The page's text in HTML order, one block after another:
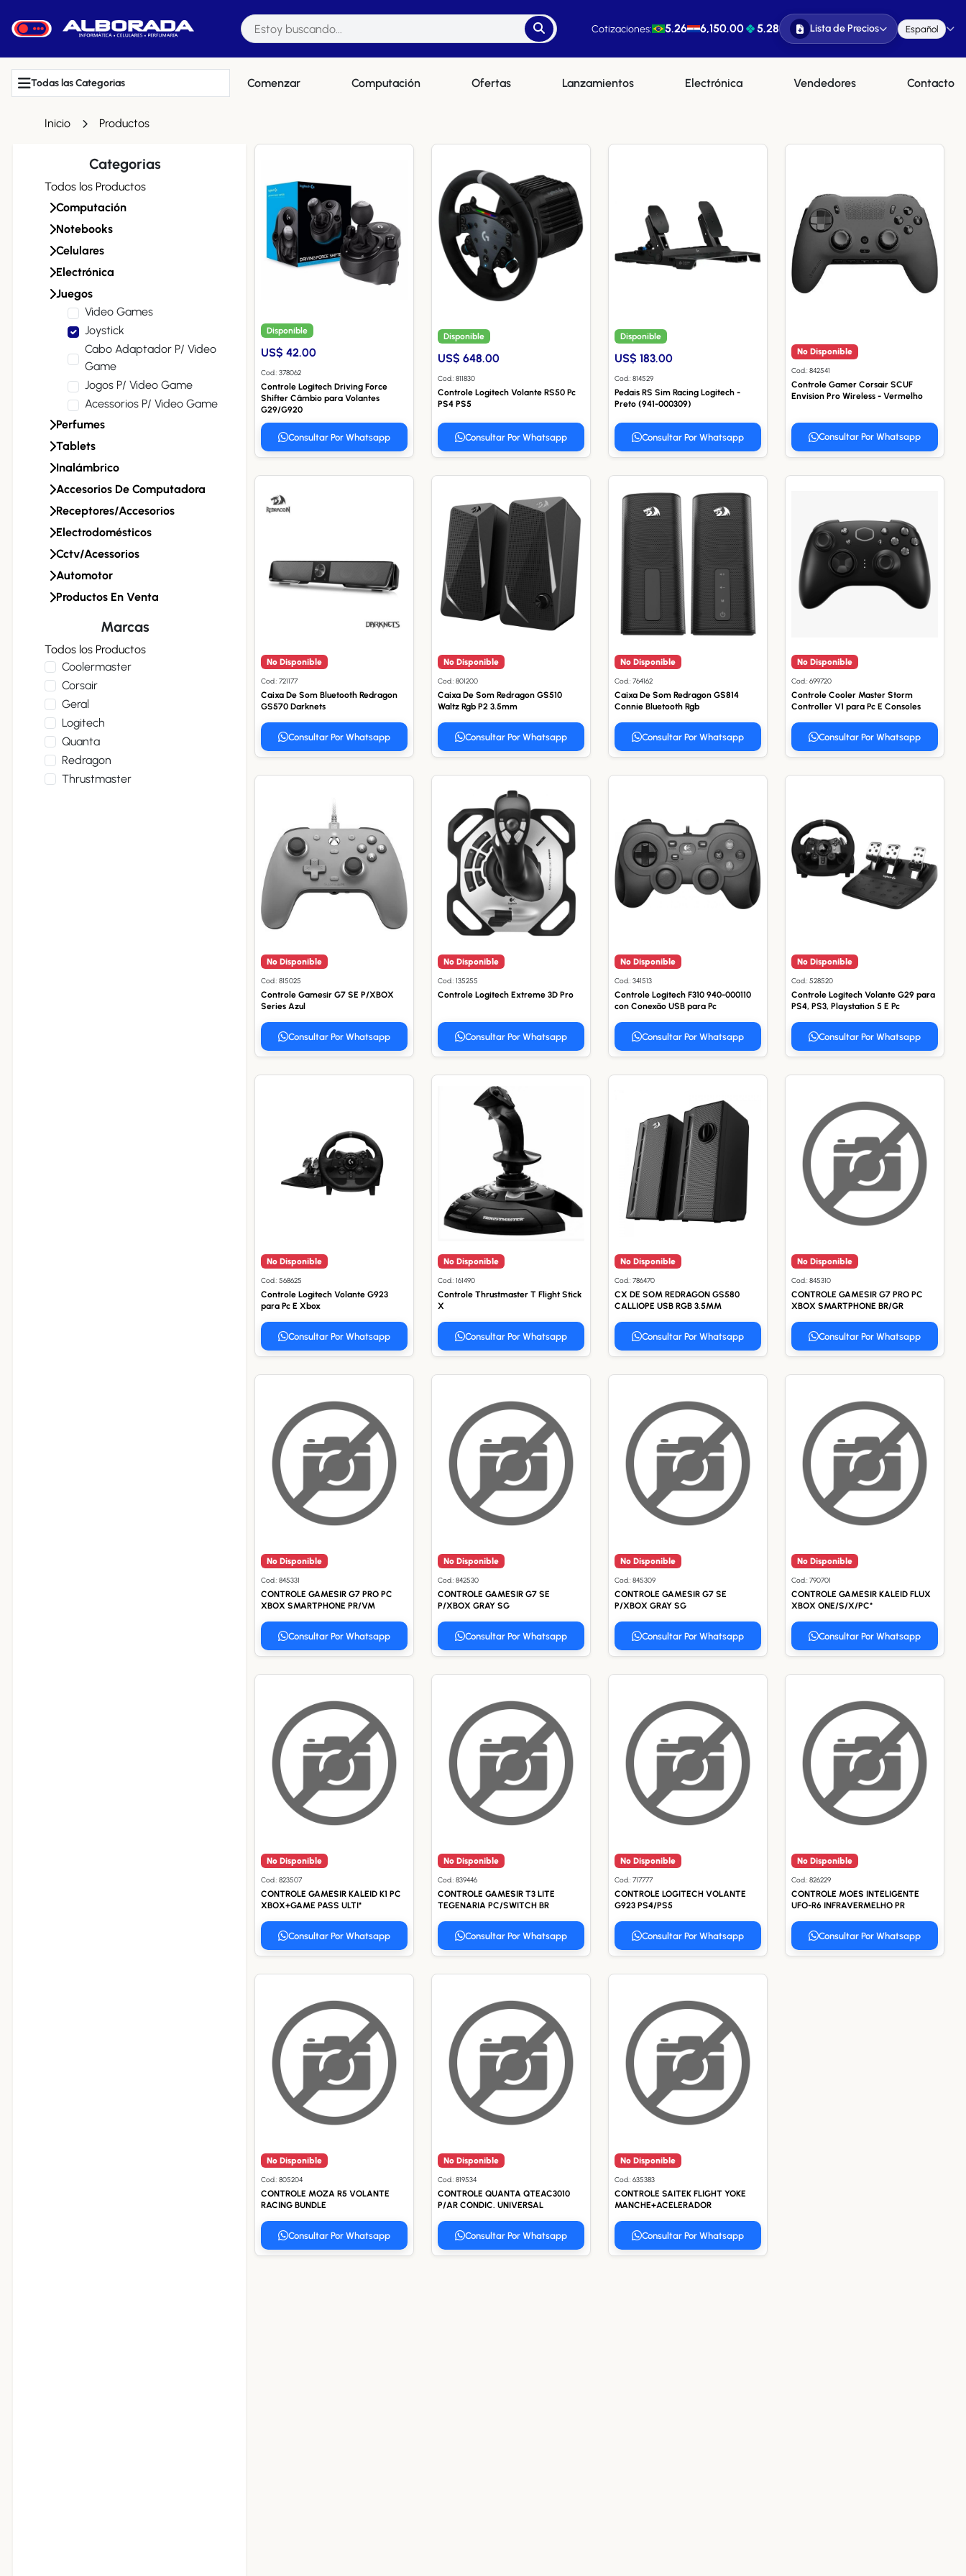
Cotizaciones: 5.26 6,150.00 5.28 Lista de Precios Español
Todas las Categorias Comenzar Computación Ofertas Lanzamientos Electrónica Vendedores Contacto
Inicio Productos
Categorias
Todos los Productos
Computación
Notebooks
Celulares
Electrónica
Juegos
Video Games
Joystick
Cabo Adaptador P/ Video
Game
Jogos P/ Video Game
Acessorios P/ Video Game
Perfumes
Tablets
Inalámbrico
Accesorios De Computadora
Receptores/accesorios
Electrodomésticos
Cctv/acessorios
Automotor
Productos En Venta
Marcas
Todos los Productos
Coolermaster
Corsair
Geral
Logitech
Quanta
Redragon
Thrustmaster
Disponible
US$ 42.00
Cod.: 378062
Controle Logitech Driving Force
Shifter Câmbio para Volantes
G29/G920
Consultar Por Whatsapp
Disponible
US$ 648.00
Cod.: 811830
Controle Logitech Volante RS50 Pc
PS4 PS5
Consultar Por Whatsapp
Disponible
US$ 183.00
Cod.: 814529
Pedais RS Sim Racing Logitech -
Preto (941-000309)
Consultar Por Whatsapp
No Disponible
Cod.: 842541
Controle Gamer Corsair SCUF
Envision Pro Wireless - Vermelho
Consultar Por Whatsapp
No Disponible
Cod.: 721177
Caixa De Som Bluetooth Redragon
GS570 Darknets
Consultar Por Whatsapp
No Disponible
Cod.: 801200
Caixa De Som Redragon GS510
Waltz Rgb P2 3.5mm
Consultar Por Whatsapp
No Disponible
Cod.: 764162
Caixa De Som Redragon GS814
Connie Bluetooth Rgb
Consultar Por Whatsapp
No Disponible
Cod.: 699720
Controle Cooler Master Storm
Controller V1 para Pc E Consoles
Consultar Por Whatsapp
No Disponible
Cod.: 815025
Controle Gamesir G7 SE P/XBOX
Series Azul
Consultar Por Whatsapp
No Disponible
Cod.: 135255
Controle Logitech Extreme 3D Pro
Consultar Por Whatsapp
No Disponible
Cod.: 341513
Controle Logitech F310 940-000110
con Conexão USB para Pc
Consultar Por Whatsapp
No Disponible
Cod.: 528520
Controle Logitech Volante G29 para
PS4, PS3, Playstation 5 E Pc
Consultar Por Whatsapp
No Disponible
Cod.: 568625
Controle Logitech Volante G923
para Pc E Xbox
Consultar Por Whatsapp
No Disponible
Cod.: 161490
Controle Thrustmaster T Flight Stick
X
Consultar Por Whatsapp
No Disponible
Cod.: 786470
CX DE SOM REDRAGON GS580
CALLIOPE USB RGB 3.5MM
Consultar Por Whatsapp
No Disponible
Cod.: 845310
CONTROLE GAMESIR G7 PRO PC
XBOX SMARTPHONE BR/GR
Consultar Por Whatsapp
No Disponible
Cod.: 845331
CONTROLE GAMESIR G7 PRO PC
XBOX SMARTPHONE PR/VM
Consultar Por Whatsapp
No Disponible
Cod.: 842530
CONTROLE GAMESIR G7 SE
P/XBOX GRAY SG
Consultar Por Whatsapp
No Disponible
Cod.: 845309
CONTROLE GAMESIR G7 SE
P/XBOX GRAY SG
Consultar Por Whatsapp
No Disponible
Cod.: 790701
CONTROLE GAMESIR KALEID FLUX
XBOX ONE/S/X/PC*
Consultar Por Whatsapp
No Disponible
Cod.: 823507
CONTROLE GAMESIR KALEID K1 PC
XBOX+GAME PASS ULTI*
Consultar Por Whatsapp
No Disponible
Cod.: 839446
CONTROLE GAMESIR T3 LITE
TEGENARIA PC/SWITCH BR
Consultar Por Whatsapp
No Disponible
Cod.: 717777
CONTROLE LOGITECH VOLANTE
G923 PS4/PS5
Consultar Por Whatsapp
No Disponible
Cod.: 826229
CONTROLE MOES INTELIGENTE
UFO-R6 INFRAVERMELHO PR
Consultar Por Whatsapp
No Disponible
Cod.: 805204
CONTROLE MOZA R5 VOLANTE
RACING BUNDLE
Consultar Por Whatsapp
No Disponible
Cod.: 819534
CONTROLE QUANTA QTEAC3010
P/AR CONDIC. UNIVERSAL
Consultar Por Whatsapp
No Disponible
Cod.: 635383
CONTROLE SAITEK FLIGHT YOKE
MANCHE+ACELERADOR
Consultar Por Whatsapp